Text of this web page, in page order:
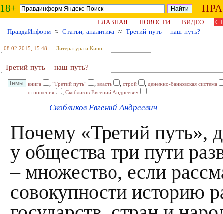
18+
ГЛАВНАЯ НОВОСТИ ВИДЕО
ПравдаИнформ ≈ Статьи, аналитика ≈ Третий путь – наш путь?
08.02.2015 , 15:48 Литература и Кино
Третий путь – наш путь?
книга , "Третий путь" , власть , строй , денежно-банковская система
отношения
, Скобликов Евгений Андреевич
Скобликов Евгений Андреевич
Почему «Третий путь»,
у общества три пути
– множество, если
совокупности историю